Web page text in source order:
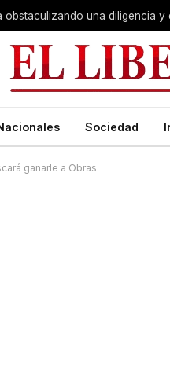
Sociedad
ganarle a Obras